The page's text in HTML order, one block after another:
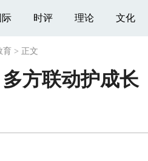
际 时评 理论 文化
育 > 正文
方联动护成